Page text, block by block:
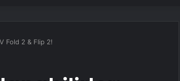
Fold 2 & Flip 2!